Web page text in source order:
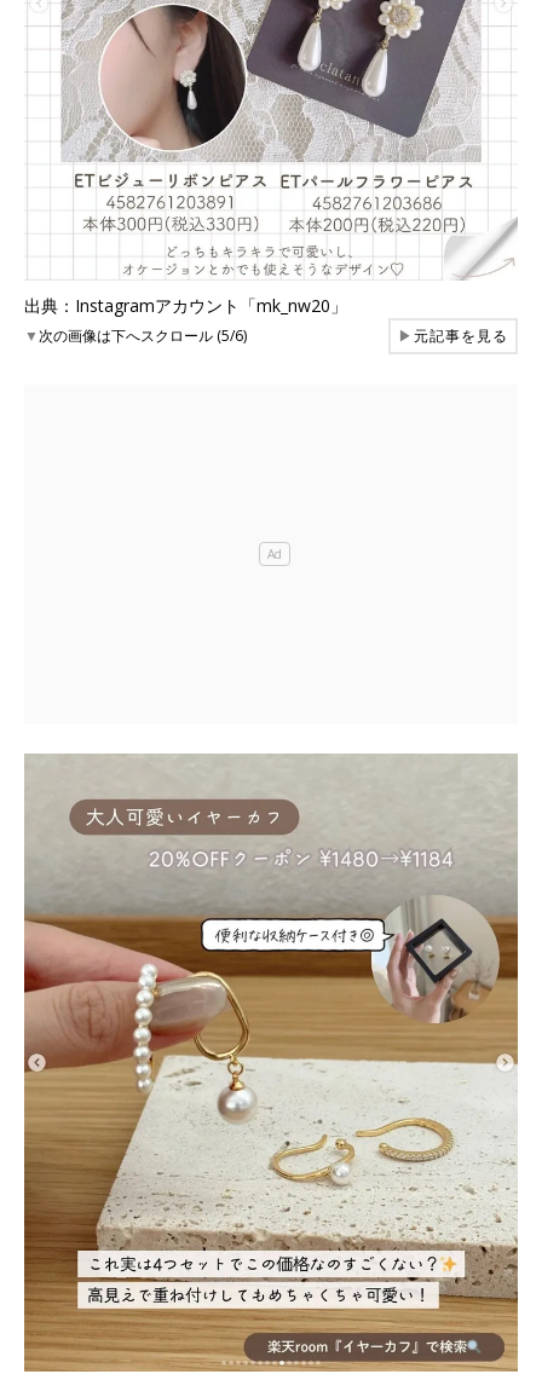
出典：Instagramアカウント「mk_nw20」
▼次の画像は下へスクロール (5/6) ▶元記事を見る